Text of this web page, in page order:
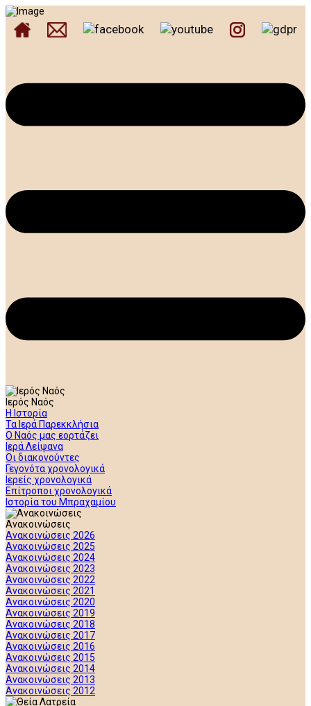
Ιερός Ναός
Η Ιστορία
Τα Ιερά Παρεκκλήσια
Ο Ναός μας εορτάζει
Ιερά Λείψανα
Οι διακονούντες
Γεγονότα χρονολογικά
Ιερείς χρονολογικά
Επίτροποι χρονολογικά
Ιστορία του Μπραχαμίου
Ανακοινώσεις
Ανακοινώσεις 2026
Ανακοινώσεις 2025
Ανακοινώσεις 2024
Ανακοινώσεις 2023
Ανακοινώσεις 2022
Ανακοινώσεις 2021
Ανακοινώσεις 2020
Ανακοινώσεις 2019
Ανακοινώσεις 2018
Ανακοινώσεις 2017
Ανακοινώσεις 2016
Ανακοινώσεις 2015
Ανακοινώσεις 2014
Ανακοινώσεις 2013
Ανακοινώσεις 2012